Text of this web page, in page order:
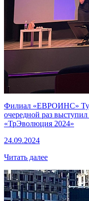
Филиал «ЕВРОИНС»
очередной раз
«ТрЭволюция 2024»
24.09.2024
Читать далее